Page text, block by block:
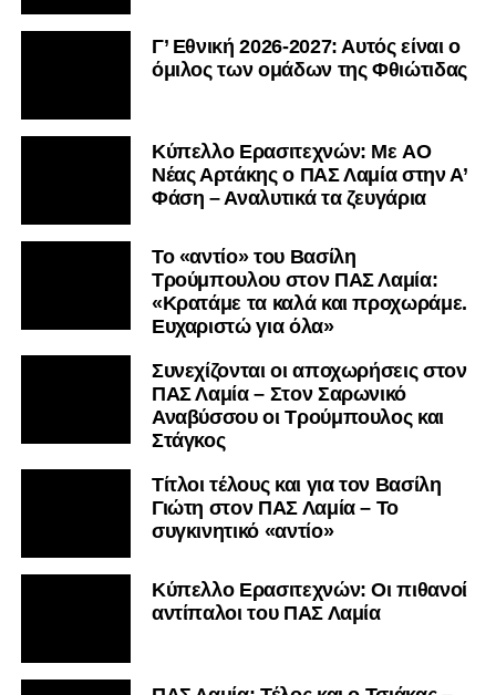
Γ’ Εθνική 2026-2027: Αυτός είναι ο
όμιλος των ομάδων της Φθιώτιδας
Kύπελλο Ερασιτεχνών: Με AO
Nέας Αρτάκης ο ΠΑΣ Λαμία στην Α’
Φάση – Αναλυτικά τα ζευγάρια
Το «αντίο» του Βασίλη
Τρούμπουλου στον ΠΑΣ Λαμία:
«Κρατάμε τα καλά και προχωράμε.
Ευχαριστώ για όλα»
Συνεχίζονται οι αποχωρήσεις στον
ΠΑΣ Λαμία – Στον Σαρωνικό
Αναβύσσου οι Τρούμπουλος και
Στάγκος
Τίτλοι τέλους και για τον Βασίλη
Γιώτη στον ΠΑΣ Λαμία – Το
συγκινητικό «αντίο»
Κύπελλο Ερασιτεχνών: Οι πιθανοί
αντίπαλοι του ΠΑΣ Λαμία